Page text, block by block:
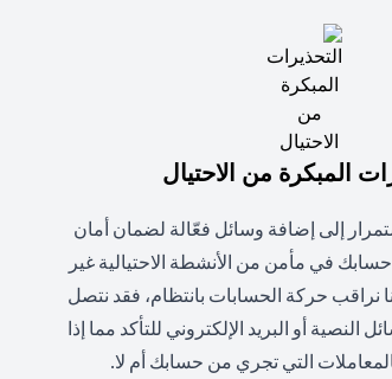
المبكرة من الاحتيال
إلى إضافة وسائل فعّالة لضمان أمان
حسابك في مأمن من الأنشطة الاحتيالية غير
نراقب حركة الحسابات بانتظام، فقد نتصل
النصية أو البريد الإلكتروني للتأكد مما إذا
التي تجري من حسابك أم لا.